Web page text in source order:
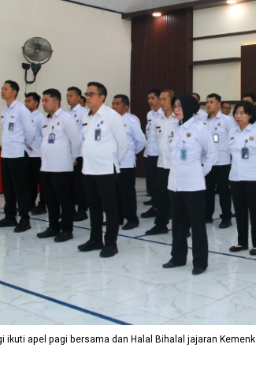
ikuti apel pagi bersama dan Halal Bihalal jajaran